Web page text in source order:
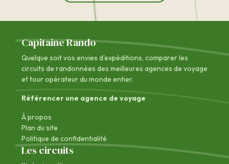
Capitaine Rando
Quelque soit vos envies d'expéditions, comparer les
circuits de randonnées des meilleures agences de voyage
et tour opérateur du monde entier.
Référencer une agence de voyage
À propos
Plan du site
Politique de confidentialité
Les circuits